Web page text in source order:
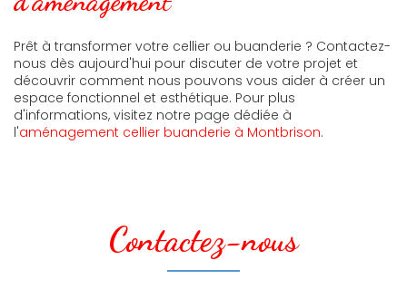
Prêt à transformer votre cellier ou buanderie ? Contactez-
nous dès aujourd'hui pour discuter de votre projet et
découvrir comment nous pouvons vous aider à créer un
espace fonctionnel et esthétique. Pour plus
d'informations, visitez notre page dédiée à
l'aménagement cellier buanderie à Montbrison.
Contactez-nous